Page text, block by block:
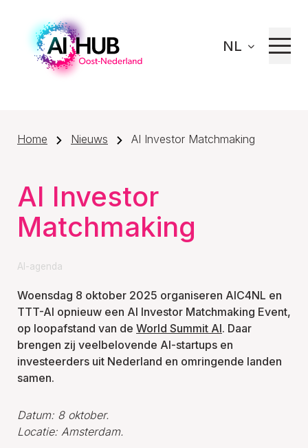
NL
Home Nieuws AI Investor Matchmaking
AI Investor
Matchmaking
AI-agenda
Woensdag 8 oktober 2025 organiseren AIC4NL en
TTT-AI opnieuw een AI Investor Matchmaking Event,
op loopafstand van de World Summit AI. Daar
brengen zij veelbelovende AI-startups en
investeerders uit Nederland en omringende landen
samen.
Datum: 8 oktober.
Locatie: Amsterdam.